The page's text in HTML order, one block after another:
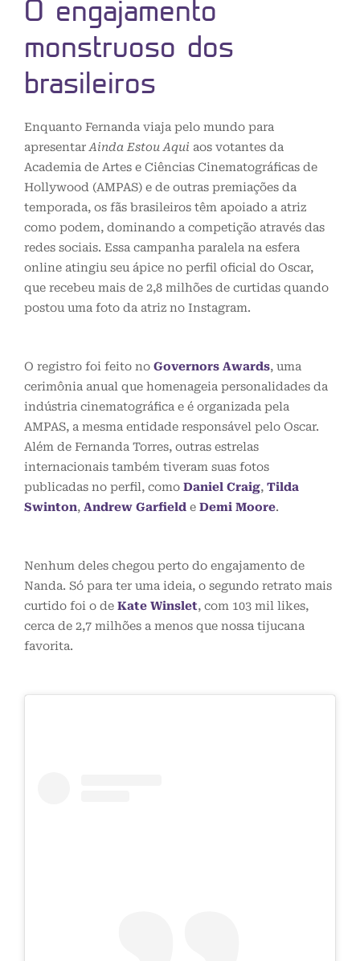
O engajamento
monstruoso dos
brasileiros
Enquanto Fernanda viaja pelo mundo para
apresentarAinda Estou Aqui aos votantes da
Academia de Artes e Ciências Cinematográficas de
Hollywood (AMPAS) e de outras premiações da
temporada, os fãs brasileiros têm apoiado a atriz
como podem, dominando a competição através das
redes sociais. Essa campanha paralela na esfera
online atingiu seu ápice no perfil oficial do Oscar,
que recebeu mais de 2,8 milhões de curtidas quando
postou uma foto da atriz no Instagram.
O registro foi feito no Governors Awards, uma
cerimônia anual que homenageia personalidades da
indústria cinematográfica e é organizada pela
AMPAS, a mesma entidade responsável pelo Oscar.
Além de Fernanda Torres, outras estrelas
internacionais também tiveram suas fotos
publicadas no perfil, como Daniel Craig, Tilda
Swinton, Andrew Garfield e Demi Moore.
Nenhum deles chegou perto do engajamento de
Nanda. Só para ter uma ideia, o segundo retrato mais
curtido foi o de Kate Winslet, com 103 mil likes,
cerca de 2,7 milhões a menos que nossa tijucana
favorita.